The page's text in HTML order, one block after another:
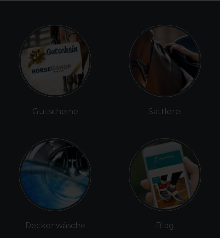
Gutscheine
Deckenwäsche
Sattlerei
Blog